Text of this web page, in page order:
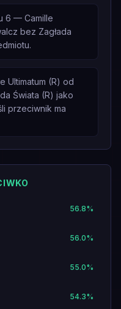
6 — Camille
bez Zagłada
Ultimatum (R) od
Świata (R) jako
przeciwnik ma
56.8%
56.0%
55.0%
54.3%